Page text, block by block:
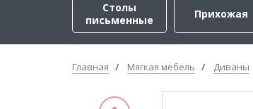
Столы
письменные
Прихожая
Главная Мягкая мебель Диваны